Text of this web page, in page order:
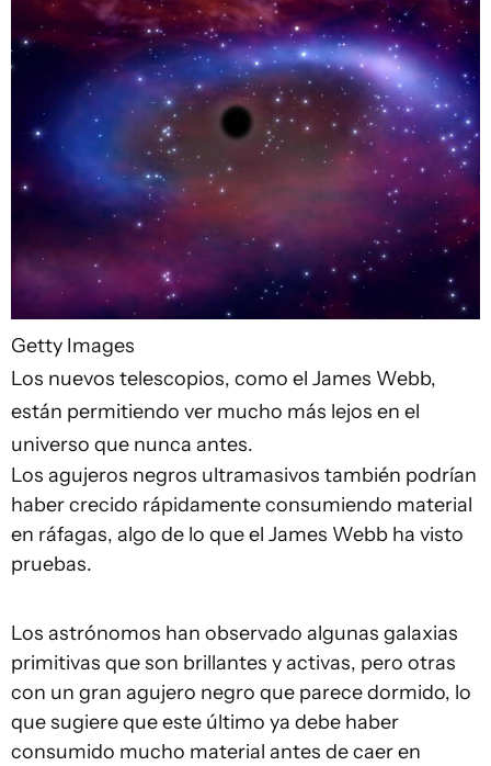
Getty Images
Los nuevos telescopios, como el James Webb,
están permitiendo ver mucho más lejos en el
universo que nunca antes.
Los agujeros negros ultramasivos también podrían
haber crecido rápidamente consumiendo material
en ráfagas, algo de lo que el James Webb ha visto
pruebas.
Los astrónomos han observado algunas galaxias
primitivas que son brillantes y activas, pero otras
con un gran agujero negro que parece dormido, lo
que sugiere que este último ya debe haber
consumido mucho material antes de caer en